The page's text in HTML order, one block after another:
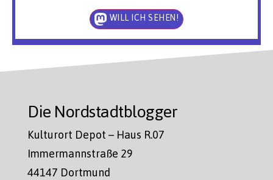
WILL ICH SEHEN!
Die Nordstadtblogger
Kulturort Depot – Haus R.07
Immermannstraße 29
44147 Dortmund